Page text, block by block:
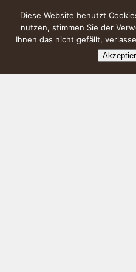
Diese Website benutzt
nutzen, stimmen Sie der
Ihnen das nicht gefällt,